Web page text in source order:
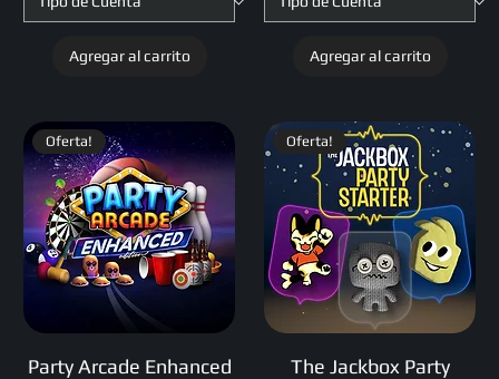
Agregar al carrito Agregar al carrito
Oferta!
Party Arcade Enhanced
Oferta!
The Jackbox Party